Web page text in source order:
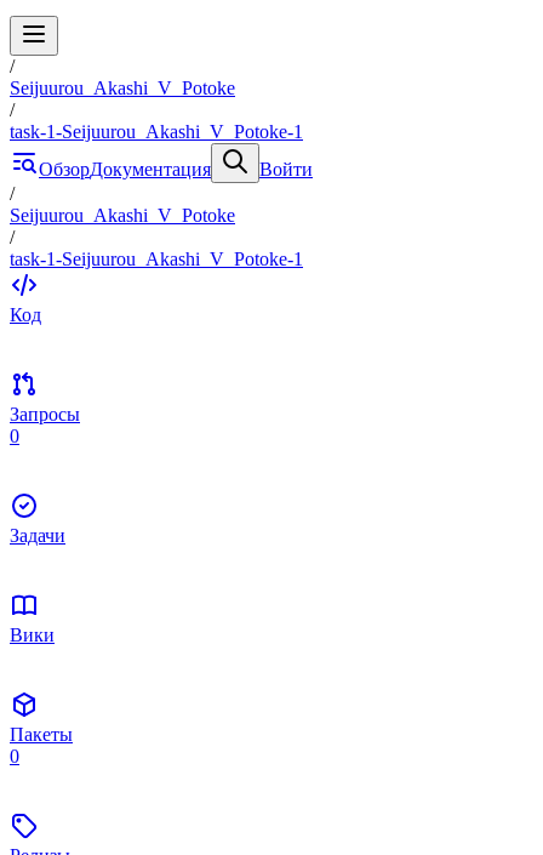
/
Seijuurou_Akashi_V_Potoke
/
task-1-Seijuurou_Akashi_V_Potoke-1
ОбзорДокументация
Войти
/
Seijuurou_Akashi_V_Potoke
/
task-1-Seijuurou_Akashi_V_Potoke-1
Код
Запросы
0
Задачи
Вики
Пакеты
0